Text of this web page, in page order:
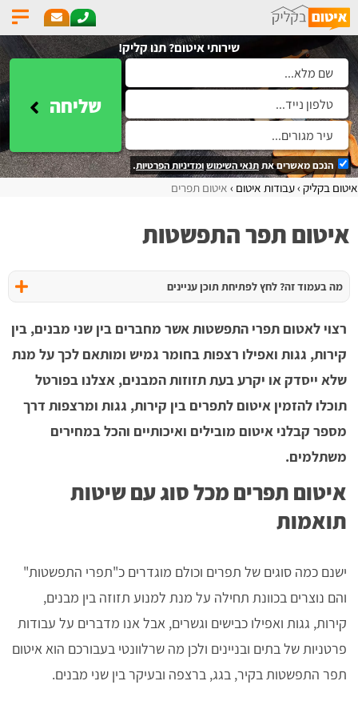
שירותי איטום? תנו קליק!
שליחה
הנכם מאשרים אתתנאי השימושומדיניות הפרטיות.
איטום בקליק עבודות איטום איטום תפרים
איטום תפר התפשטות
מה בעמוד זה? לחץ לפתיחת תוכן עניינים
רצוי לאטום תפרי התפשטות אשר מחברים בין שני מבנים, בין
קירות, גגות ואפילו רצפות בחומר גמיש ומותאם לכך על מנת
שלא ייסדק או יקרע בעת תזוזות המבנים, אצלנו בפורטל
תוכלו להזמין איטום לתפרים בין קירות, גגות ומרצפות דרך
מספר קבלני איטום מובילים ואיכותיים והכל במחירים
משתלמים.
איטום תפרים מכל סוג עם שיטות
תואמות
ישנם כמה סוגים של תפרים וכולם מוגדרים כ"תפרי התפשטות"
והם נוצרים בכוונת תחילה על מנת למנוע תזוזה בין מבנים,
קירות, גגות ואפילו כבישים וגשרים, אבל אנו מדברים על עבודות
פרטניות של בתים ובניינים ולכן מה שרלוונטי בעבורכם הוא איטום
תפר התפשטות בקיר, בגג, ברצפה ובעיקר בין שני מבנים.